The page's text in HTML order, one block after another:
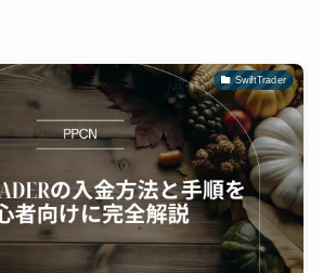
SwiftTrader